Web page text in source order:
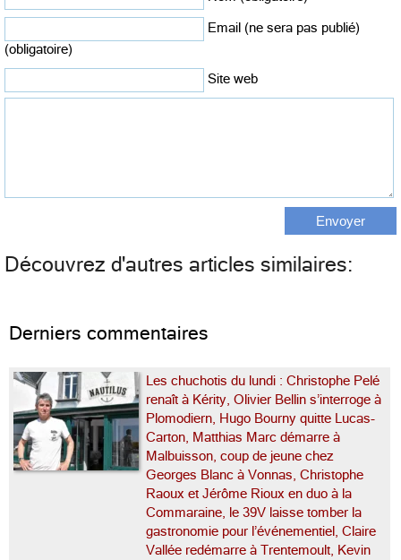
Email (ne sera pas publié)
(obligatoire)
Site web
Découvrez d'autres articles similaires:
Derniers commentaires
Les chuchotis du lundi : Christophe Pelé
renaît à Kérity, Olivier Bellin s’interroge à
Plomodiern, Hugo Bourny quitte Lucas-
Carton, Matthias Marc démarre à
Malbuisson, coup de jeune chez
Georges Blanc à Vonnas, Christophe
Raoux et Jérôme Rioux en duo à la
Commaraine, le 39V laisse tomber la
gastronomie pour l’événementiel, Claire
Vallée redémarre à Trentemoult, Kevin